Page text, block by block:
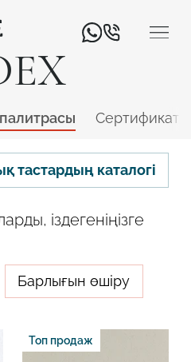
тастардың каталогі
іздегеніңізге
Барлығын өшіру
Топ продаж
салаңыз
Дизайнер